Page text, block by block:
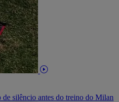
silêncio antes do treino do Milan